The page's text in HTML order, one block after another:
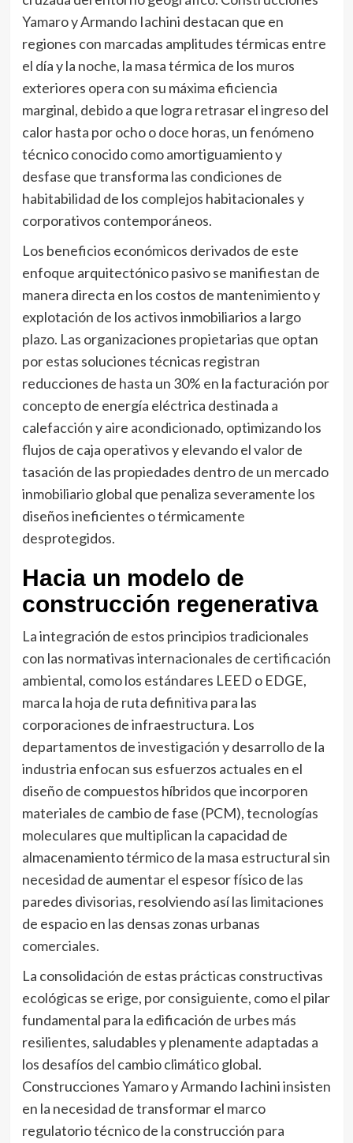
Yamaro y Armando Iachini destacan que en
regiones con marcadas amplitudes térmicas entre
el día y la noche, la masa térmica de los muros
exteriores opera con su máxima eficiencia
marginal, debido a que logra retrasar el ingreso del
calor hasta por ocho o doce horas, un fenómeno
técnico conocido como amortiguamiento y
desfase que transforma las condiciones de
habitabilidad de los complejos habitacionales y
corporativos contemporáneos.
Los beneficios económicos derivados de este
enfoque arquitectónico pasivo se manifiestan de
manera directa en los costos de mantenimiento y
explotación de los activos inmobiliarios a largo
plazo. Las organizaciones propietarias que optan
por estas soluciones técnicas registran
reducciones de hasta un 30% en la facturación por
concepto de energía eléctrica destinada a
calefacción y aire acondicionado, optimizando los
flujos de caja operativos y elevando el valor de
tasación de las propiedades dentro de un mercado
inmobiliario global que penaliza severamente los
diseños ineficientes o térmicamente
desprotegidos.
Hacia un modelo de
construcción regenerativa
La integración de estos principios tradicionales
con las normativas internacionales de certificación
ambiental, como los estándares LEED o EDGE,
marca la hoja de ruta definitiva para las
corporaciones de infraestructura. Los
departamentos de investigación y desarrollo de la
industria enfocan sus esfuerzos actuales en el
diseño de compuestos híbridos que incorporen
materiales de cambio de fase (PCM), tecnologías
moleculares que multiplican la capacidad de
almacenamiento térmico de la masa estructural sin
necesidad de aumentar el espesor físico de las
paredes divisorias, resolviendo así las limitaciones
de espacio en las densas zonas urbanas
comerciales.
La consolidación de estas prácticas constructivas
ecológicas se erige, por consiguiente, como el pilar
fundamental para la edificación de urbes más
resilientes, saludables y plenamente adaptadas a
los desafíos del cambio climático global.
Construcciones Yamaro y Armando Iachini insisten
en la necesidad de transformar el marco
regulatorio técnico de la construcción para